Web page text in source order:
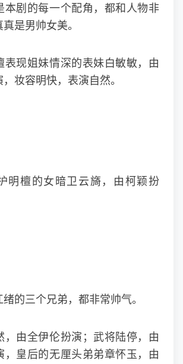
本剧的每一个配角，都和人物非
是男帅女美。
表现姐妹情深的表妹白敏敏，由
妆容明快，表演自然。
明檀的女暗卫云旖，由柯颖扮
的三个兄弟，都非常帅气。
，由全伊伦扮演；武将陆停，由
，皇后的无厘头弟弟章怀玉，由